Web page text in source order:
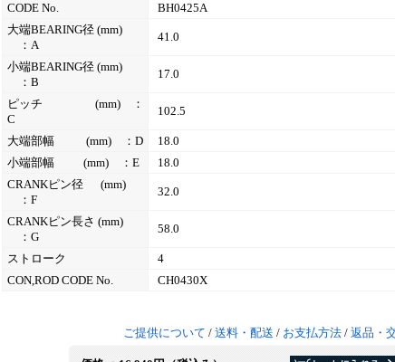
CODE No.
BH0425A
大端BEARING径 (mm)
：A
41.0
小端BEARING径 (mm)
：B
17.0
ピッチ (mm) ：
C
102.5
大端部幅 (mm) ：D
18.0
小端部幅 (mm) ：E
18.0
CRANKピン径 (mm)
：F
32.0
CRANKピン長さ (mm)
：G
58.0
ストローク
4
CON,ROD CODE No.
CH0430X
ご提供について / 送料・配送 / お支払方法 / 返品・